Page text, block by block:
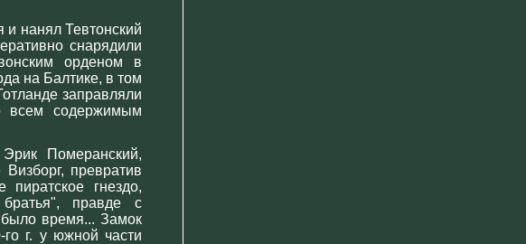
и нанял Тевтонский
снарядили
орденом в
на Балтике, в том
заправляли
всем содержимым
Померанский,
превратив
гнездо,
правде с
время... Замок
г. у южной части